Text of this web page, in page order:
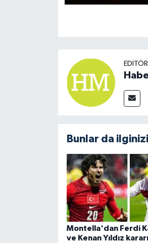
Bunlar da
Montella'dan Ferdi
ve Kenan Yıldız kararı